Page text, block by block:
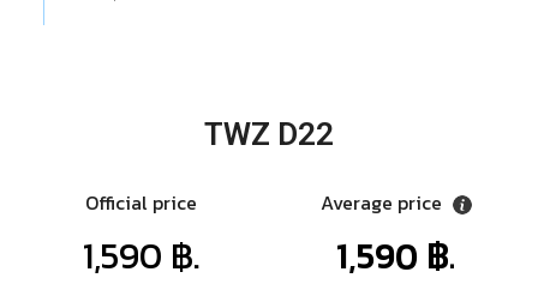
TWZ D22
Official price
1,590 ฿.
Average price
1,590 ฿.